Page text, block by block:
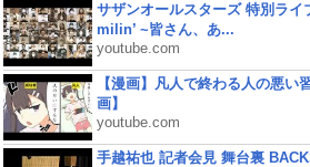
サザンオールスターズ 特別ライ
milin’ ~皆さん、あ...
youtube.com
【漫画】凡人で終わる人の悪い
画】
youtube.com
手越祐也 記者会見 舞台裏